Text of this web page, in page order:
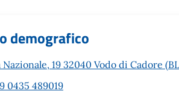
demografico
Nazionale, 19 32040 Vodo di Cadore
0435 489019